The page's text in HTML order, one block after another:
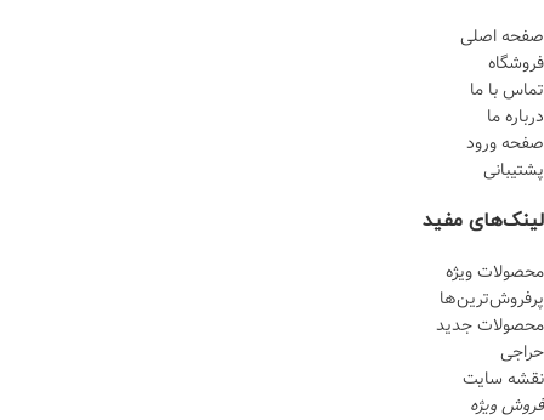
صفحه اصلی
فروشگاه
تماس با ما
درباره ما
صفحه ورود
پشتیبانی
لینک‌های مفید
محصولات ویژه
پرفروش‌‌ترین‌ها
محصولات جدید
حراجی
نقشه سایت
فروش ویژه